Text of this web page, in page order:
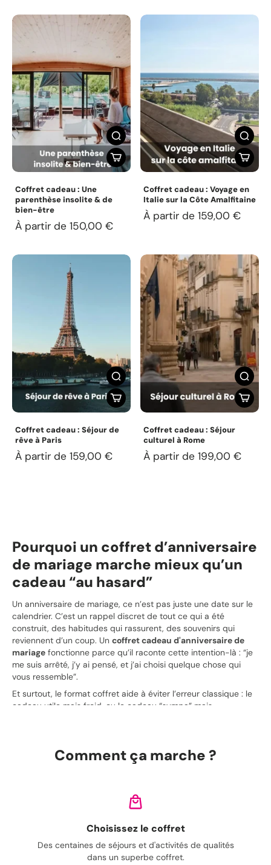
Coffret cadeau : Une
parenthèse insolite & de
bien-être
À partir de 150,00 €
Coffret cadeau : Voyage en
Italie sur la Côte Amalfitaine
À partir de 159,00 €
Coffret cadeau : Séjour de
rêve à Paris
À partir de 159,00 €
Coffret cadeau : Séjour
culturel à Rome
À partir de 199,00 €
Pourquoi un coffret d’anniversaire
de mariage marche mieux qu’un
cadeau “au hasard”
Un anniversaire de mariage, ce n’est pas juste une date sur le
calendrier. C’est un rappel discret de tout ce qui a été
construit, des habitudes qui rassurent, des souvenirs qui
reviennent d’un coup. Un coffret cadeau d'anniversaire de
mariage fonctionne parce qu’il raconte cette intention-là : “je
me suis arrêté, j’y ai pensé, et j’ai choisi quelque chose qui
vous ressemble”.
Et surtout, le format coffret aide à éviter l’erreur classique : le
cadeau utile mais froid, ou le cadeau “sympa” mais
Le bon coffret selon la personne à
Le contexte change tout. Offrir à son ou sa partenaire n’a pas
la même tonalité qu’offrir à des amis, à ses parents, ou à un
couple qui “a déjà tout”. Voici des pistes concrètes pour viser
juste, sans vous compliquer la vie.
Pour votre partenaire
Comment ça marche ?
Choisissez le coffret
Des centaines de séjours et d'activités de qualités
dans un superbe coffret.